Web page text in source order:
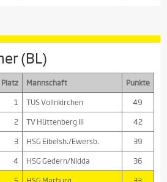
(BL)
Platz Mannschaft
Punkte
1
TUS Vollnkirchen
49
2
TV Hüttenberg III
42
3
HSG Eibelsh./Ewersb.
39
4
HSG Gedern/Nidda
36